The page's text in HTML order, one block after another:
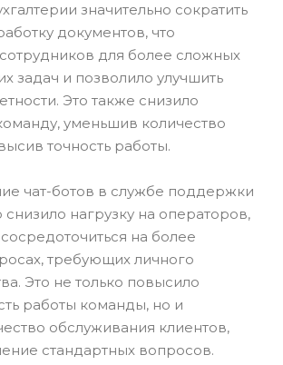
значительно сократить
документов, что
для более сложных
задач и позволило улучшить
Это также снизило
уменьшив количество
точность работы.
чат-ботов в службе поддержки
нагрузку на операторов,
на более
требующих личного
Это не только повысило
работы команды, но и
обслуживания клиентов,
стандартных вопросов.